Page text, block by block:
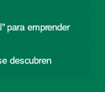
para emprender
descubren